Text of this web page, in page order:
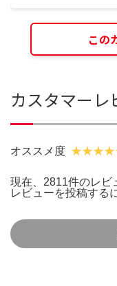
この
カスタマーレ
オススメ度
現在、2811件のレビ
レビューを投稿する